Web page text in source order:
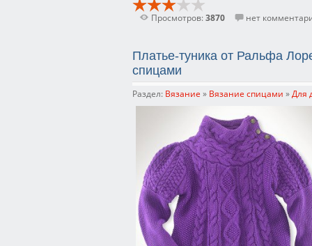
Просмотров:3870 нет
Платье-туника от Ральфа
спицами
Раздел: Вязание » Вязание спицами » Для